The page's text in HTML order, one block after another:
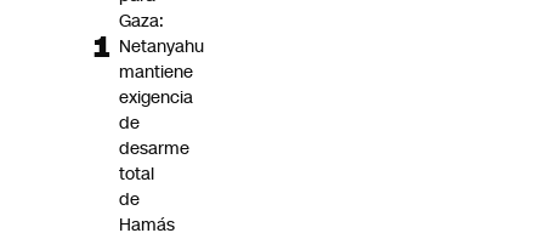
Gaza:
Netanyahu
mantiene
exigencia
de
desarme
total
de
Hamás